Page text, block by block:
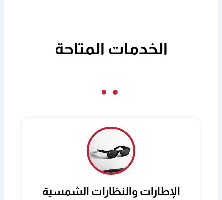
الخدمات المتاحة
الإطارات والنظارات الشمسية